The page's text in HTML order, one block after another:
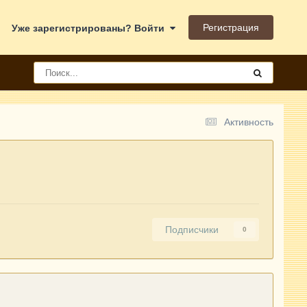
Уже зарегистрированы? Войти Регистрация
Активность
Подписчики 0